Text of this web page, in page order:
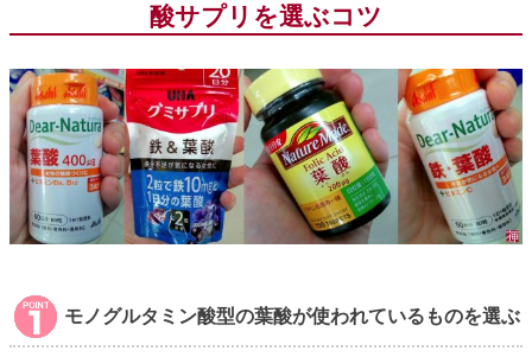
酸サプリを選ぶコツ
モノグルタミン酸型の葉酸が使われているものを選ぶ